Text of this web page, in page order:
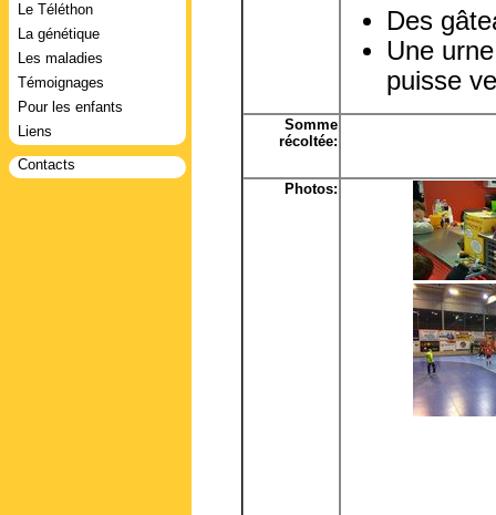
Le Téléthon
La génétique
Les maladies
Témoignages
Pour les enfants
Liens
Contacts
Des
Une
puisse
Somme
récoltée:
Photos: